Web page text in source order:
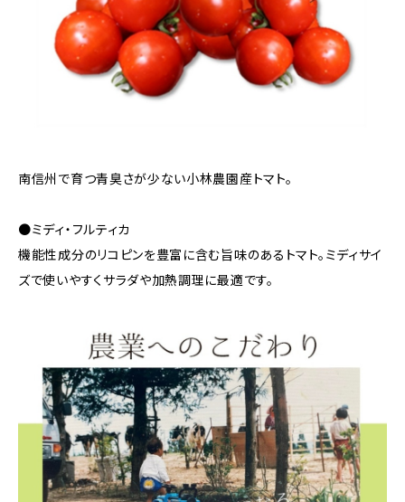
南信州で育つ青臭さが少ない小林農園産トマト。
●ミディ・フルティカ
機能性成分のリコピンを豊富に含む旨味のあるトマト。ミディサイ
ズで使いやすくサラダや加熱調理に最適です。